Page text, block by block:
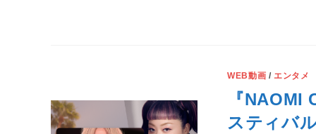
WEB動画 / エンタメ
『NAOMI
スティバ